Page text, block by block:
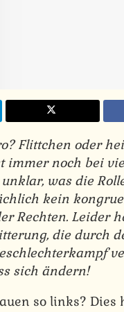
Flittchen oder
immer noch bei
was die
kein
Rechten. Leider
die durch
sich ändern!
so links? Dies